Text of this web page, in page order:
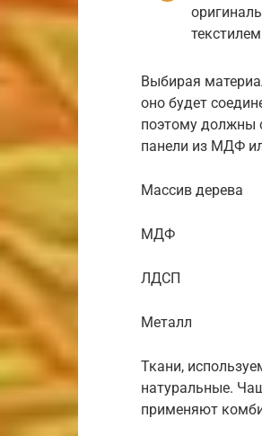
Выбирая
оно будет
поэтому должны
панели из МДФ
Массив дерева
МДФ
ЛДСП
Металл
Ткани,
натуральные.
применяют